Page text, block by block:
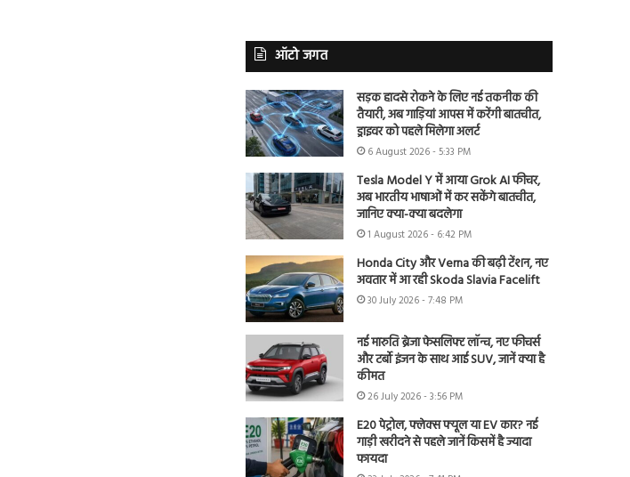
ऑटो जगत
सड़क हादसे रोकने के लिए नई तकनीक की
तैयारी, अब गाड़ियां आपस में करेंगी बातचीत,
ड्राइवर को पहले मिलेगा अलर्ट
6 August 2026 - 5:33 PM
Tesla Model Y में आया Grok AI फीचर,
अब भारतीय भाषाओं में कर सकेंगे बातचीत,
जानिए क्या-क्या बदलेगा
1 August 2026 - 6:42 PM
Honda City और Verna की बढ़ी टेंशन, नए
अवतार में आ रही Skoda Slavia Facelift
30 July 2026 - 7:48 PM
नई मारुति ब्रेजा फेसलिफ्ट लॉन्च, नए फीचर्स
और टर्बो इंजन के साथ आई SUV, जानें क्या है
कीमत
26 July 2026 - 3:56 PM
E20 पेट्रोल, फ्लेक्स फ्यूल या EV कार? नई
गाड़ी खरीदने से पहले जानें किसमें है ज्यादा
फायदा